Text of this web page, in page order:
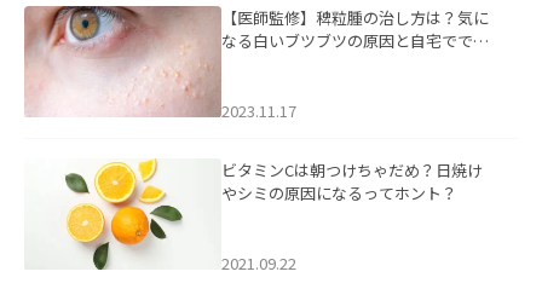
【医師監修】稗粒腫の治し方は？気に
なる白いブツブツの原因と自宅ででき
2023.11.17
ビタミンCは朝つけちゃだめ？日焼け
やシミの原因になるってホント？
2021.09.22